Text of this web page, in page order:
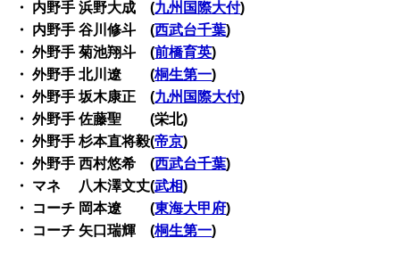
・ 内野手 浜野大成 (九州国際大付)
・ 内野手 谷川修斗 (西武台千葉)
・ 外野手 菊池翔斗 (前橋育英)
・ 外野手 北川遼 (桐生第一)
・ 外野手 坂木康正 (九州国際大付)
・ 外野手 佐藤聖 (栄北)
・ 外野手 杉本直将毅(帝京)
・ 外野手 西村悠希 (西武台千葉)
・ マネ 八木澤文丈(武相)
・ コーチ 岡本遼 (東海大甲府)
・ コーチ 矢口瑞輝 (桐生第一)